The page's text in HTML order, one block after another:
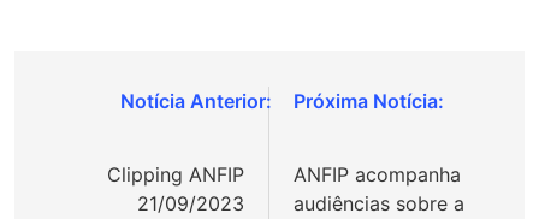
Navegação
Clipping ANFIP
21/09/2023
ANFIP acompanha
audiências sobre a